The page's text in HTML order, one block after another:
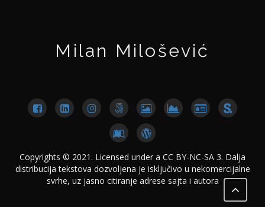
Milan Milošević
Copyrights © 2021. Licensed under a CC BY-NC-SA 3. Dalja
distribucija tekstova dozvoljena je isključivo u nekomercijalne
svrhe, uz jasno citiranje adrese sajta i autora